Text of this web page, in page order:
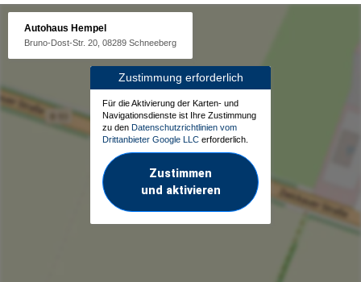
Autohaus Hempel
Bruno-Dost-Str. 20, 08289 Schneeberg
Zustimmung erforderlich
Für die Aktivierung der Karten- und
Navigationsdienste ist Ihre Zustimmung
zu den Datenschutzrichtlinien vom
Drittanbieter Google LLC erforderlich.
Zustimmen
und aktivieren